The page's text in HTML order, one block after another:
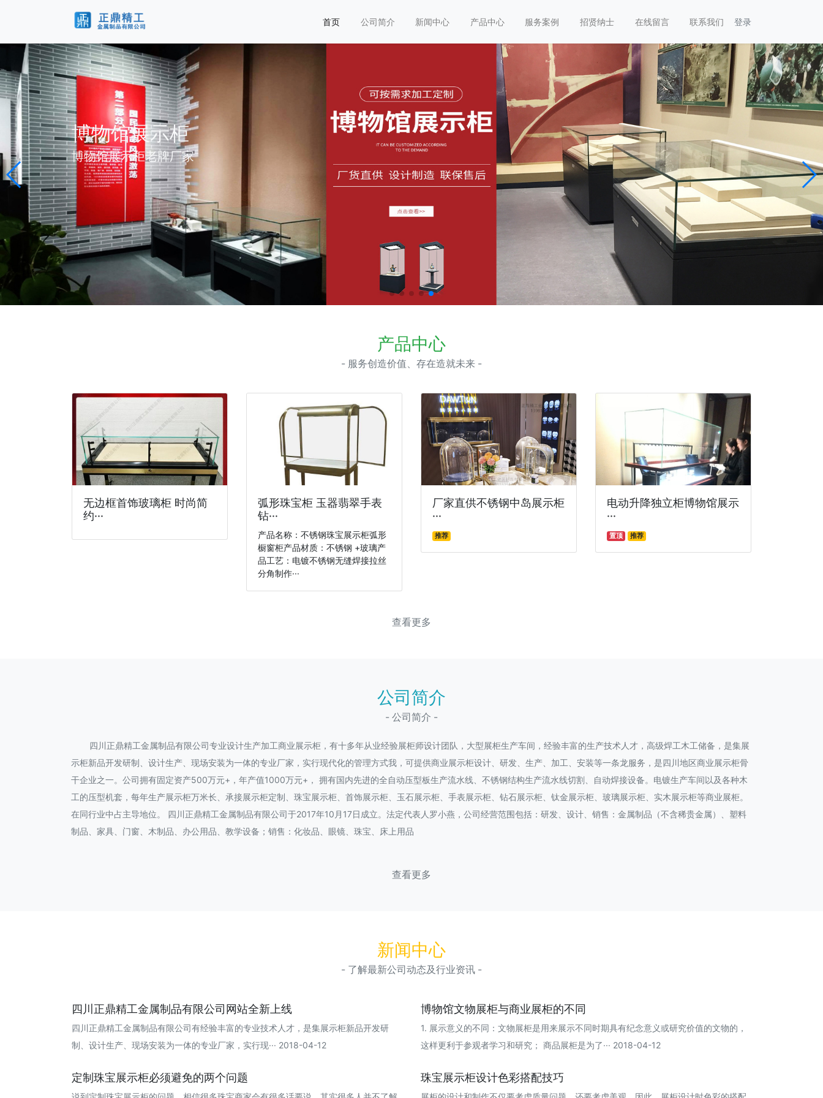
首页 公司简介 新闻中心 产品中心 服务案例 招贤纳士 在线留言 联系我们 登录
博物馆展示柜
博物馆展示柜老牌厂家
产品中心
- 服务创造价值、存在造就未来 -
无边框首饰玻璃柜 时尚简
约···
弧形珠宝柜 玉器翡翠手表
钻···
产品名称：不锈钢珠宝展示柜弧形
橱窗柜产品材质：不锈钢 +玻璃产
品工艺：电镀不锈钢无缝焊接拉丝
分角制作···
厂家直供不锈钢中岛展示柜
···
推荐
电动升降独立柜博物馆展示
···
置顶 推荐
查看更多
公司简介
- 公司简介 -
四川正鼎精工金属制品有限公司专业设计生产加工商业展示柜，有十多年从业经验展柜师设计团队，大型展柜生产车间，经验丰富的生产技术人才，高级焊工木工储备，是集展
示柜新品开发研制、设计生产、现场安装为一体的专业厂家，实行现代化的管理方式我，可提供商业展示柜设计、研发、生产、加工、安装等一条龙服务，是四川地区商业展示柜骨
干企业之一。公司拥有固定资产500万元+，年产值1000万元+， 拥有国内先进的全自动压型板生产流水线、不锈钢结构生产流水线切割、自动焊接设备。电镀生产车间以及各种木
工的压型机套，每年生产展示柜万米长、承接展示柜定制、珠宝展示柜、首饰展示柜、玉石展示柜、手表展示柜、钻石展示柜、钛金展示柜、玻璃展示柜、实木展示柜等商业展柜。
在同行业中占主导地位。 四川正鼎精工金属制品有限公司于2017年10月17日成立。法定代表人罗小燕，公司经营范围包括：研发、设计、销售：金属制品（不含稀贵金属）、塑料
制品、家具、门窗、木制品、办公用品、教学设备；销售：化妆品、眼镜、珠宝、床上用品
查看更多
新闻中心
- 了解最新公司动态及行业资讯 -
四川正鼎精工金属制品有限公司网站全新上线
四川正鼎精工金属制品有限公司有经验丰富的专业技术人才，是集展示柜新品开发研
制、设计生产、现场安装为一体的专业厂家，实行现··· 2018-04-12
博物馆文物展柜与商业展柜的不同
1. 展示意义的不同：文物展柜是用来展示不同时期具有纪念意义或研究价值的文物的，
这样更利于参观者学习和研究； 商品展柜是为了··· 2018-04-12
定制珠宝展示柜必须避免的两个问题 珠宝展示柜设计色彩搭配技巧